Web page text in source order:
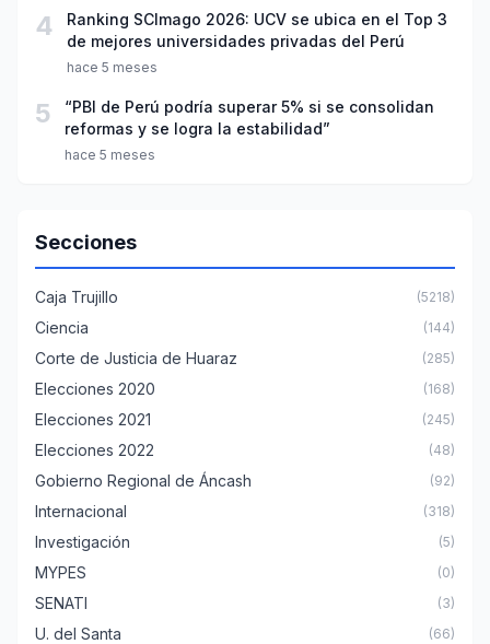
4
Ranking SCImago 2026: UCV se ubica en el Top 3
de mejores universidades privadas del Perú
hace 5 meses
5
“PBI de Perú podría superar 5% si se consolidan
reformas y se logra la estabilidad”
hace 5 meses
Secciones
Caja Trujillo (5218)
Ciencia (144)
Corte de Justicia de Huaraz (285)
Elecciones 2020 (168)
Elecciones 2021 (245)
Elecciones 2022 (48)
Gobierno Regional de Áncash (92)
Internacional (318)
Investigación (5)
MYPES (0)
SENATI (3)
U. del Santa (66)